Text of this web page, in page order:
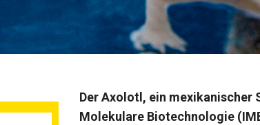
Der Axolotl, ein mexikanischer
Molekulare Biotechnologie